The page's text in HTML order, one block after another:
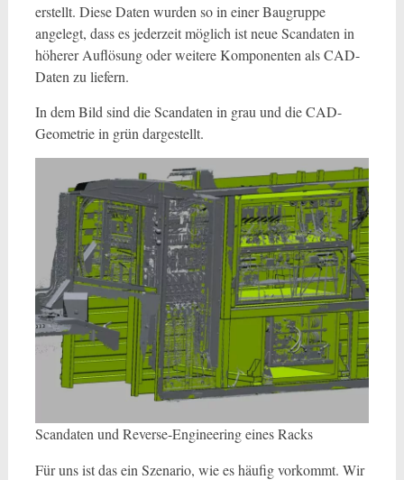
erstellt. Diese Daten wurden so in einer Baugruppe
angelegt, dass es jederzeit möglich ist neue Scandaten in
höherer Auflösung oder weitere Komponenten als CAD-
Daten zu liefern.
In dem Bild sind die Scandaten in grau und die CAD-
Geometrie in grün dargestellt.
Scandaten und Reverse-Engineering eines Racks
Für uns ist das ein Szenario, wie es häufig vorkommt. Wir